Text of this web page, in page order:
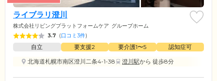
ライブラリ澄川
株式会社リビングプラットフォームケア グループホーム
3.7 (口コミ3件)
自立 要支援2 要介護1〜5
認知症可
北海道札幌市南区澄川二条4-1-38
澄川駅から 徒歩8分